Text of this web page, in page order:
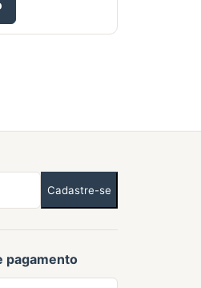
Cadastre-se
pagamento